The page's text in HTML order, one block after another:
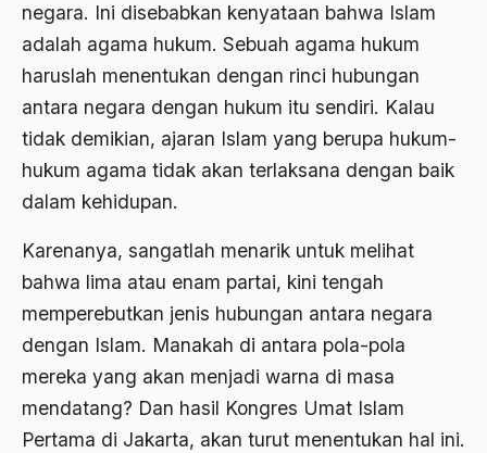
negara. Ini disebabkan kenyataan bahwa Islam
adalah agama hukum. Sebuah agama hukum
haruslah menentukan dengan rinci hubungan
antara negara dengan hukum itu sendiri. Kalau
tidak demikian, ajaran Islam yang berupa hukum-
hukum agama tidak akan terlaksana dengan baik
dalam kehidupan.
Karenanya, sangatlah menarik untuk melihat
bahwa lima atau enam partai, kini tengah
memperebutkan jenis hubungan antara negara
dengan Islam. Manakah di antara pola-pola
mereka yang akan menjadi warna di masa
mendatang? Dan hasil Kongres Umat Islam
Pertama di Jakarta, akan turut menentukan hal ini.
Akbar tanjung
akhlak
Akhlaq
Aktivis
akulturasi
akulturasi budaya
Al Asnawi
al qaeda
Al-Azhar